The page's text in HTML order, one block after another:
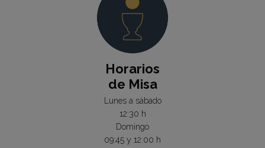
Horarios
de Misa
Lunes a sábado
12:30 h
Domingo
09:45 y 12:00 h